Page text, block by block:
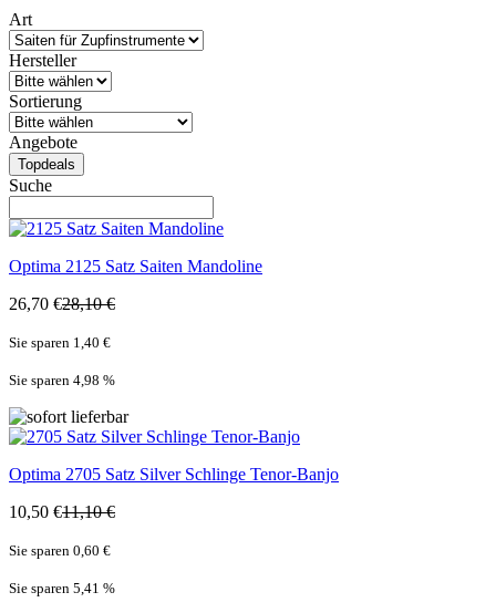
Art
Hersteller
Sortierung
Angebote
Topdeals
Suche
Optima 2125 Satz Saiten Mandoline
26,70 €28,10 €
Sie sparen 1,40 €
Sie sparen 4,98 %
Optima 2705 Satz Silver Schlinge Tenor-Banjo
10,50 €11,10 €
Sie sparen 0,60 €
Sie sparen 5,41 %